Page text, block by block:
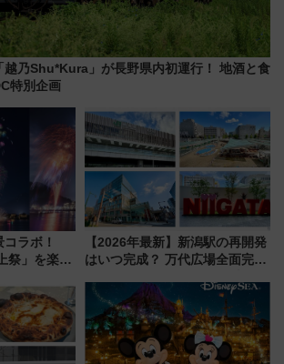
越乃Shu*Kura」が長野県内初運行！ 地酒と食
特別企画
ラボ！
祭」を楽し
【2026年最新】新潟駅の再開発
はいつ完成？ 万代広場全面完成
開発、バスタ新潟構想まで徹底
解説！